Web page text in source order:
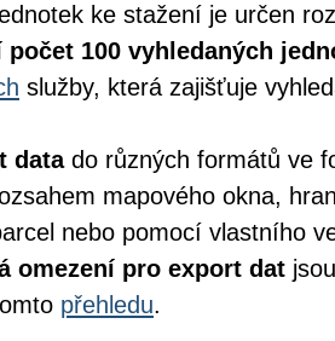
ke stažení je určen
počet 100 vyhledaných
služby, která zajišťuje
datado různých formátů ve
mapového okna,
nebo pomocí vlastního
omezení pro export dat
přehledu.